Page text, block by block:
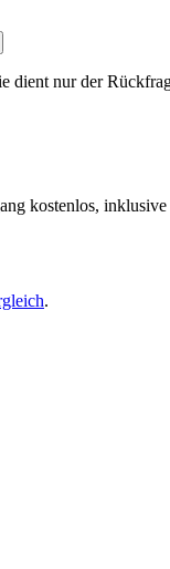
dient nur der
kostenlos,
.